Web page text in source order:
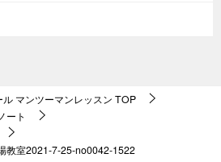
マンツーマンレッスン TOP
ート
教室2021-7-25-no0042-1522